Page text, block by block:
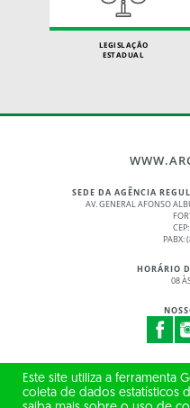
LEGISLAÇÃO
ESTADUAL
SEDE DA AGÊNCIA
AV. GENERAL AFONSO
PABX:
HORÁRIO
08
© 2017 - 2026 –
TODOS OS
Este site utiliza a ferramenta
coleta de dados estatísticos